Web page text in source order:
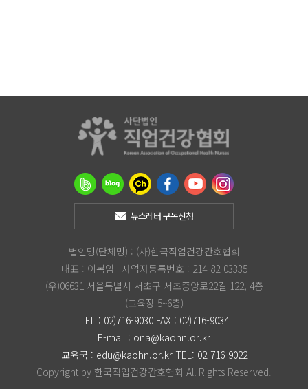
법인명(단체명) : (사)한국직업건강간호협회
대표 : 이복임 | 사업자등록번호 : 214-82-03335
(우)06631 서울특별시 서초구 서초중앙로22길 122, 4층
(교육장 5~6층)
TEL : 02)716-9030 FAX : 02)716-9034
E-mail : ona@kaohn.or.kr
교육국 : edu@kaohn.or.krTEL: 02-716-9022
Copyright by 한국직업건강간호협회 All Rights Reserved.
뉴스레터 구독신청